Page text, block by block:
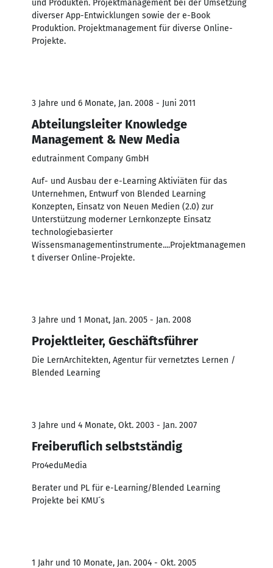
und Produkten. Projektmanagement bei der Umsetzung
diverser App-Entwicklungen sowie der e-Book
Produktion. Projektmanagement für diverse Online-
Projekte.
3 Jahre und 6 Monate, Jan. 2008 - Juni 2011
Abteilungsleiter Knowledge
Management & New Media
edutrainment Company GmbH
Auf- und Ausbau der e-Learning Aktiviäten für das
Unternehmen, Entwurf von Blended Learning
Konzepten, Einsatz von Neuen Medien (2.0) zur
Unterstützung moderner Lernkonzepte Einsatz
technologiebasierter
Wissensmanagementinstrumente....Projektmanagemen
t diverser Online-Projekte.
3 Jahre und 1 Monat, Jan. 2005 - Jan. 2008
Projektleiter, Geschäftsführer
Die LernArchitekten, Agentur für vernetztes Lernen /
Blended Learning
3 Jahre und 4 Monate, Okt. 2003 - Jan. 2007
Freiberuflich selbstständig
Pro4eduMedia
Berater und PL für e-Learning/Blended Learning
Projekte bei KMU´s
1 Jahr und 10 Monate, Jan. 2004 - Okt. 2005